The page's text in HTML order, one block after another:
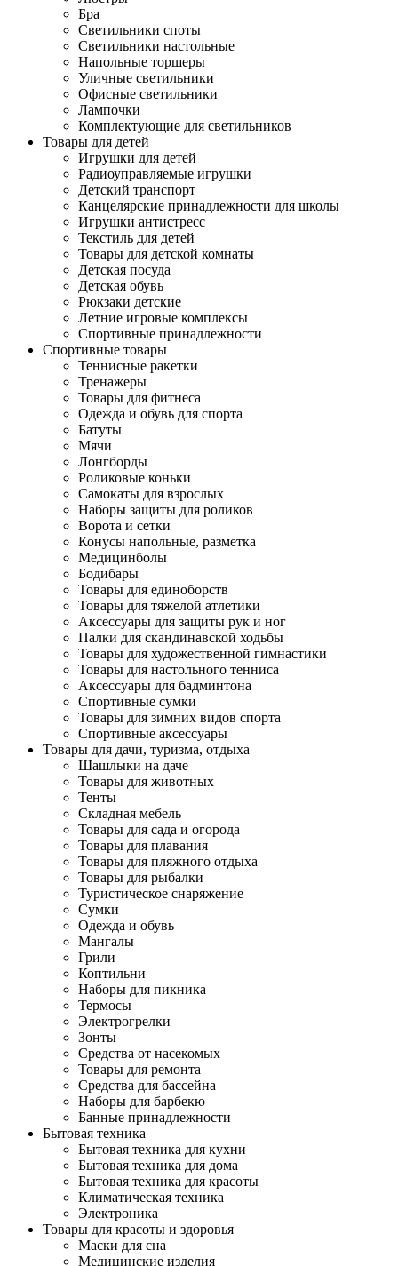
Бра
Светильники споты
Светильники настольные
Напольные торшеры
Уличные светильники
Офисные светильники
Лампочки
Комплектующие для светильников
Товары для детей
Игрушки для детей
Радиоуправляемые игрушки
Детский транспорт
Канцелярские принадлежности для школы
Игрушки антистресс
Текстиль для детей
Товары для детской комнаты
Детская посуда
Детская обувь
Рюкзаки детские
Летние игровые комплексы
Спортивные принадлежности
Спортивные товары
Теннисные ракетки
Тренажеры
Товары для фитнеса
Одежда и обувь для спорта
Батуты
Мячи
Лонгборды
Роликовые коньки
Самокаты для взрослых
Наборы защиты для роликов
Ворота и сетки
Конусы напольные, разметка
Медицинболы
Бодибары
Товары для единоборств
Товары для тяжелой атлетики
Аксессуары для защиты рук и ног
Палки для скандинавской ходьбы
Товары для художественной гимнастики
Товары для настольного тенниса
Аксессуары для бадминтона
Спортивные сумки
Товары для зимних видов спорта
Спортивные аксессуары
Товары для дачи, туризма, отдыха
Шашлыки на даче
Товары для животных
Тенты
Складная мебель
Товары для сада и огорода
Товары для плавания
Товары для пляжного отдыха
Товары для рыбалки
Туристическое снаряжение
Сумки
Одежда и обувь
Мангалы
Грили
Коптильни
Наборы для пикника
Термосы
Электрогрелки
Зонты
Средства от насекомых
Товары для ремонта
Средства для бассейна
Наборы для барбекю
Банные принадлежности
Бытовая техника
Бытовая техника для кухни
Бытовая техника для дома
Бытовая техника для красоты
Климатическая техника
Электроника
Товары для красоты и здоровья
Маски для сна
Медицинские изделия